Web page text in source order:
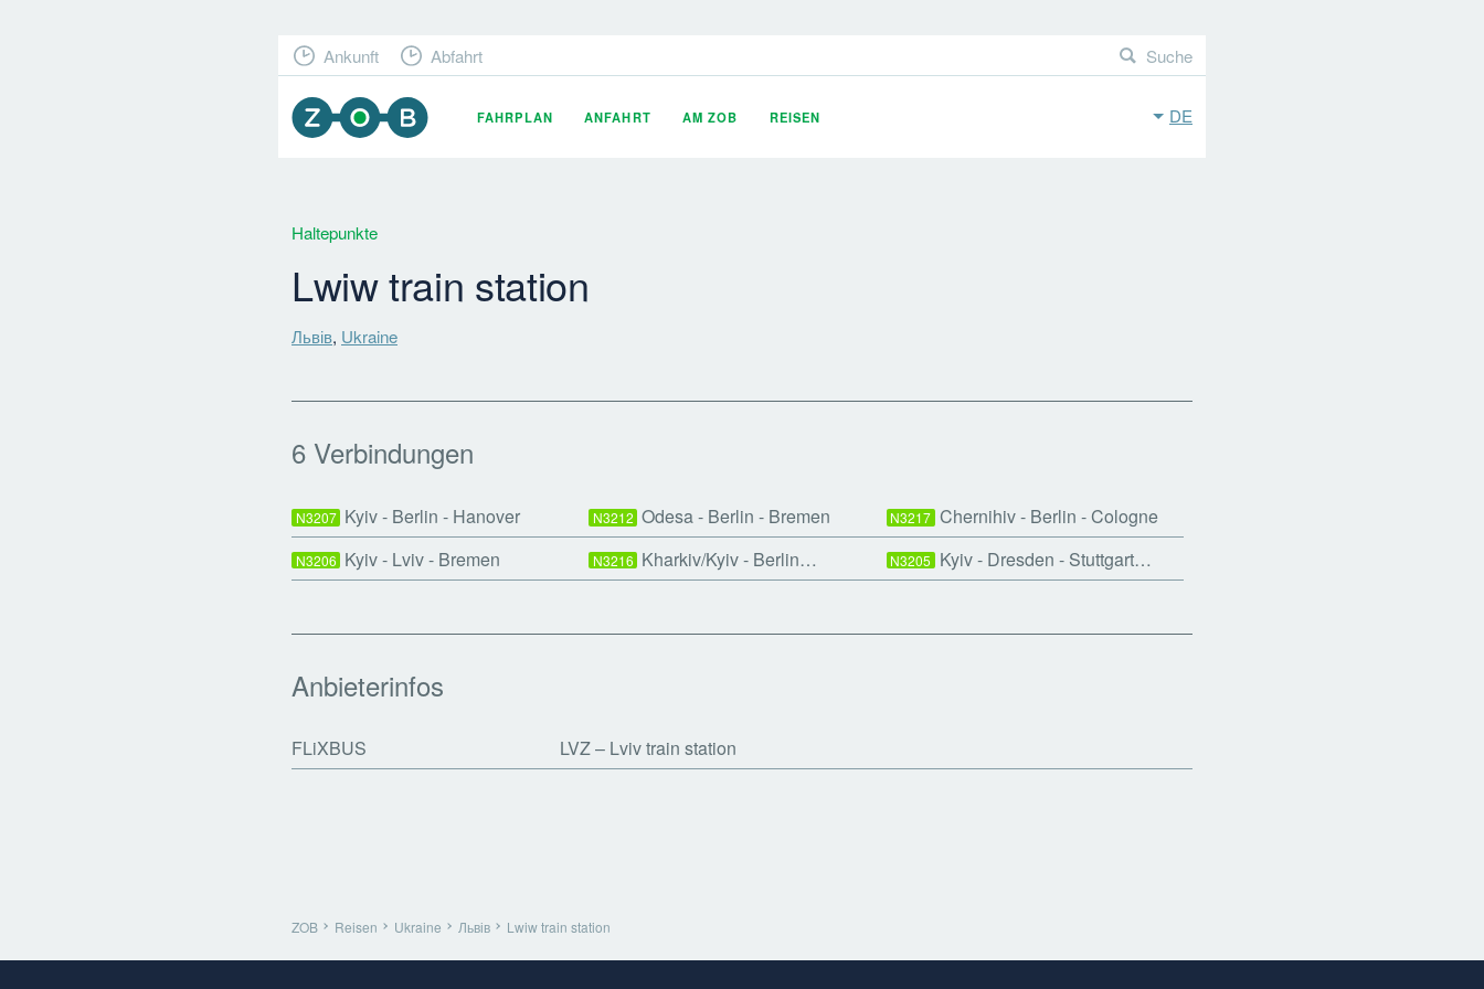
DE
FAHRPLAN ANFAHRT AM ZOB REISEN
Ankunft Abfahrt Suche
Haltepunkte
Lwiw train station
Львів, Ukraine
6 Verbindungen
N3207 Kyiv - Berlin - Hanover N3212 Odesa - Berlin - Bremen N3217 Chernihiv - Berlin - Cologne
N3206 Kyiv - Lviv - Bremen N3216 Kharkiv/Kyiv - Berlin… N3205 Kyiv - Dresden - Stuttgart…
Anbieterinfos
FLiXBUS LVZ Lviv train station
ZOB Reisen Ukraine Львів Lwiw train station